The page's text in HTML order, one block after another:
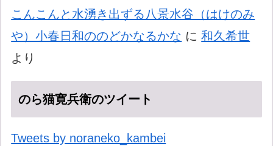
こんこんと水湧き出ずる八景水谷（はけのみ
や）小春日和ののどかなるかな に和久希世
より
のら猫寛兵衛のツイート
Tweets by noraneko_kambei